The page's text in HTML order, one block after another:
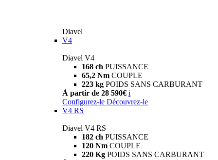
Diavel
V4
Diavel V4
168 ch PUISSANCE
65,2 Nm COUPLE
223 kg POIDS SANS CARBURANT
À partir de 28 590€ i
Configurez-le Découvrez-le
V4 RS
Diavel V4 RS
182 ch PUISSANCE
120 Nm COUPLE
220 Kg POIDS SANS CARBURANT